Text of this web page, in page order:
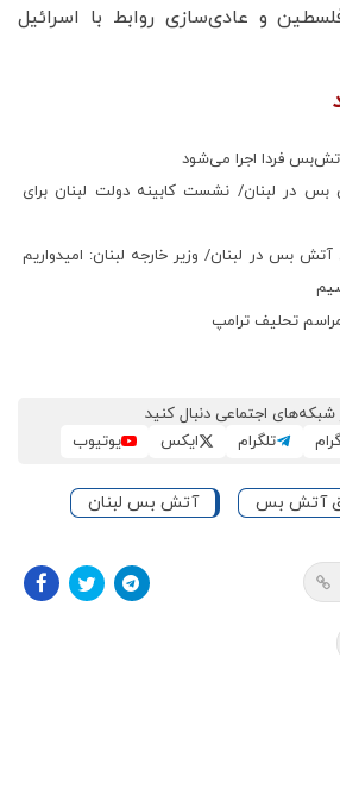
و عادی‌سازی روابط با اسرائیل
فردا اجرا می‌شود
بس در لبنان/ نشست کابینه دولت لبنان برای
بس در لبنان/ وزیر خارجه لبنان: امیدواریم
تحلیف ترامپ
شبکه‌های اجتماعی دنبال کنید
تلگرام ایکس یوتیوب
آتش بس آتش بس لبنان